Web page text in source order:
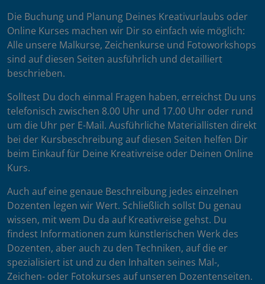
Die Buchung und Planung Deines Kreativurlaubs oder
Online Kurses machen wir Dir so einfach wie möglich:
Alle unsere Malkurse, Zeichenkurse und Fotoworkshops
sind auf diesen Seiten ausführlich und detailliert
beschrieben.
Solltest Du doch einmal Fragen haben, erreichst Du uns
telefonisch zwischen 8.00 Uhr und 17.00 Uhr oder rund
um die Uhr per E-Mail. Ausführliche Materiallisten direkt
bei der Kursbeschreibung auf diesen Seiten helfen Dir
beim Einkauf für Deine Kreativreise oder Deinen Online
Kurs.
Auch auf eine genaue Beschreibung jedes einzelnen
Dozenten legen wir Wert. Schließlich sollst Du genau
wissen, mit wem Du da auf Kreativreise gehst. Du
findest Informationen zum künstlerischen Werk des
Dozenten, aber auch zu den Techniken, auf die er
spezialisiert ist und zu den Inhalten seines Mal-,
Zeichen- oder Fotokurses auf unseren Dozentenseiten.